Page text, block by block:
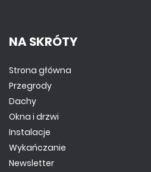
NA SKRÓTY
Strona główna
Przegrody
Dachy
Okna i drzwi
Instalacje
Wykańczanie
Newsletter